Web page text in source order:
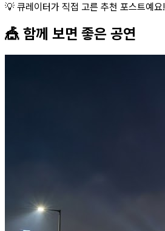
💡 큐레이터가 직접 고른 추천 포스트예요!
🎪 함께 보면 좋은 공연